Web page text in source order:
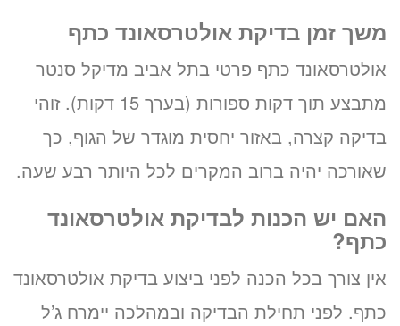
משך זמן בדיקת אולטרסאונד כתף
אולטרסאונד כתף פרטי בתל אביב מדיקל סנטר
מתבצע תוך דקות ספורות (בערך 15 דקות). זוהי
בדיקה קצרה, באזור יחסית מוגדר של הגוף, כך
שאורכה יהיה ברוב המקרים לכל היותר רבע שעה.
האם יש הכנות לבדיקת אולטרסאונד
כתף?
אין צורך בכל הכנה לפני ביצוע בדיקת אולטרסאונד
כתף. לפני תחילת הבדיקה ובמהלכה יימרח ג’ל